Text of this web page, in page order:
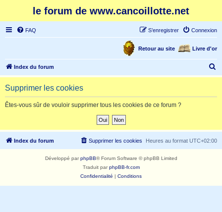
le forum de www.cancoillotte.net
FAQ Connexion
S’enregistrer
Livre d'or
Retour au site
Index du forum
e
h
Supprimer les cookies
Êtes-vous sûr de vouloir supprimer tous les cookies de ce forum ?
Index du forum Heures au format UTC+02:00
Supprimer les cookies
Développé parphpBB® Forum Software © phpBB Limited
Traduit parphpBB-fr.com
Confidentialité | Conditions